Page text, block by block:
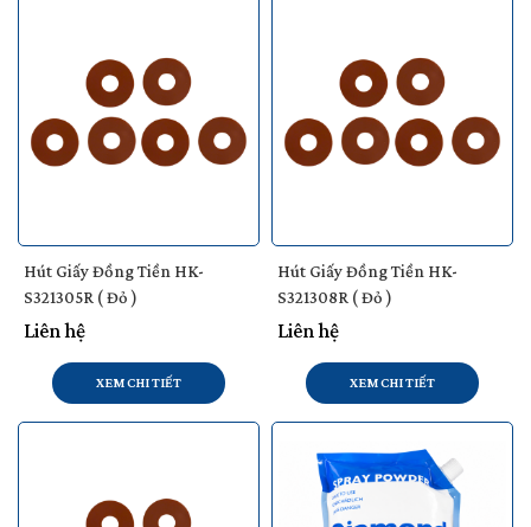
Hút Giấy Đồng Tiền HK-
S321305R ( Đỏ )
Liên hệ
XEM CHI TIẾT
Hút Giấy Đồng Tiền HK-
S321308R ( Đỏ )
Liên hệ
XEM CHI TIẾT